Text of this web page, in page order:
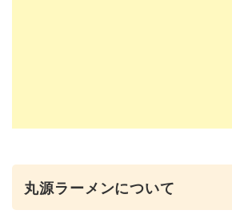
丸源ラーメンについて